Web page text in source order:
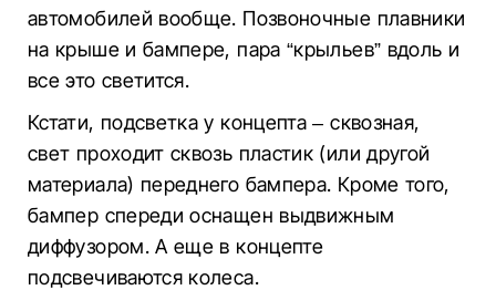
автомобилей вообще. Позвоночные плавники
на крыше и бампере, пара “крыльев” вдоль и
все это светится.
Кстати, подсветка у концепта – сквозная,
свет проходит сквозь пластик (или другой
материала) переднего бампера. Кроме того,
бампер спереди оснащен выдвижным
диффузором. А еще в концепте
подсвечиваются колеса.